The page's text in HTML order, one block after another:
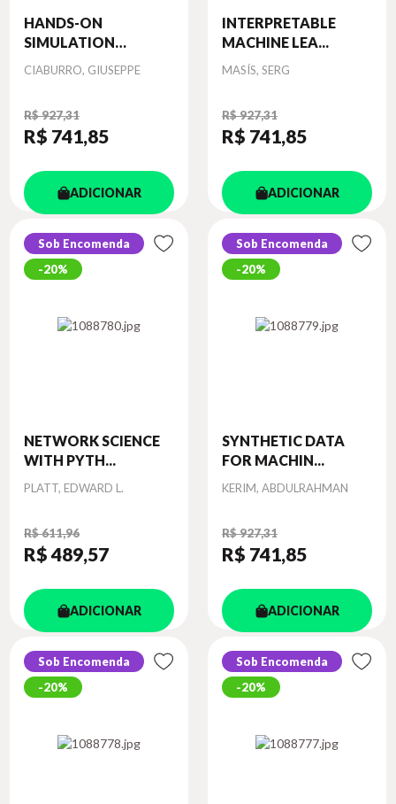
HANDS-ON
SIMULATION
MODEL...
Autor
CIABURRO, GIUSEPPE
R$ 927,31
R$ 741,85
ADICIONAR
INTERPRETABLE
MACHINE LEA...
Autor
MASÍS, SERG
R$ 927,31
R$ 741,85
ADICIONAR
Sob Encomenda
20%
NETWORK SCIENCE
WITH PYTH...
Autor
PLATT, EDWARD L.
R$ 611,96
R$ 489,57
ADICIONAR
Sob Encomenda
20%
SYNTHETIC DATA
FOR MACHIN...
Autor
KERIM, ABDULRAHMAN
R$ 927,31
R$ 741,85
ADICIONAR
Sob Encomenda
20%
Sob Encomenda
20%